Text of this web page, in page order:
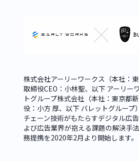
株式会社アーリーワークス（本社：
取締役CEO：小林聖、以下 アーリー
トグループ株式会社（本社：東京都
役：小方 厚、以下 バレットグループ
チェーン技術がもたらすデジタル広
よび広告業界が抱える課題の解決手
務提携を2020年2月より開始します。